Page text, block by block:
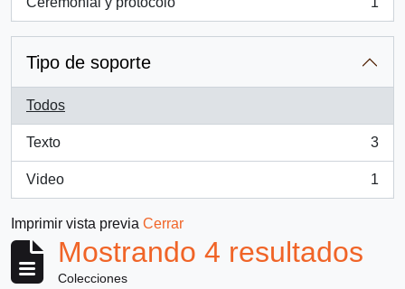
, 1 resultados
Tipo de soporte
Todos
Texto
, 3 resultados
3
Video
, 1 resultados
1
Imprimir vista previa Cerrar
Mostrando 4 resultados
Colecciones